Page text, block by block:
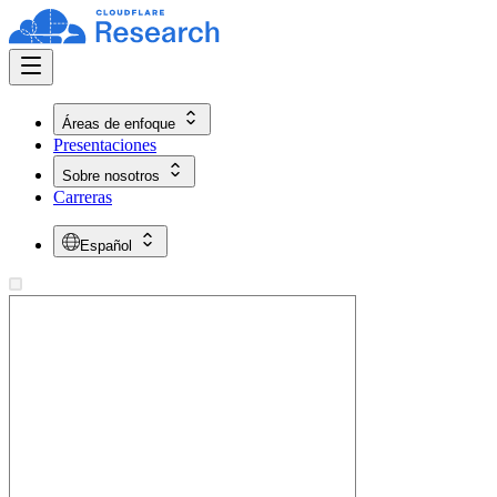
Áreas de enfoque
Presentaciones
Sobre nosotros
Carreras
Español